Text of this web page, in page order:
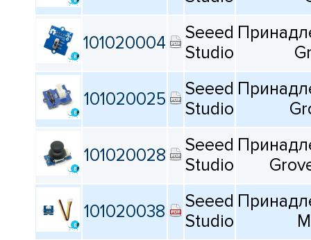
Продукт
Все
Тип
Сбросить фильтрацию
101020004
Seeed
Studio
101020025
Seeed
Studio
101020028
Seeed
Studio
101020038
Seeed
Studio